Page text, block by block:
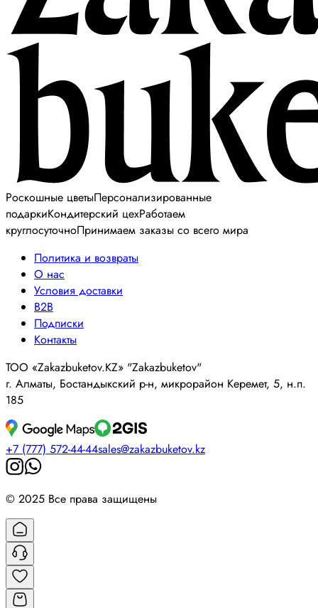
Роскошные цветыПерсонализированные
подаркиКондитерский цехРаботаем
круглосуточноПринимаем заказы со всего мира
Политика и возвраты
О нас
Условия доставки
B2B
Подписки
Контакты
ТОО «Zakazbuketov.KZ» "Zakazbuketov"
г. Алматы, Бостандыкский р-н, микрорайон Керемет, 5, н.п.
185
+7 (777) 572-44-44sales@zakazbuketov.kz
© 2025 Все права защищены